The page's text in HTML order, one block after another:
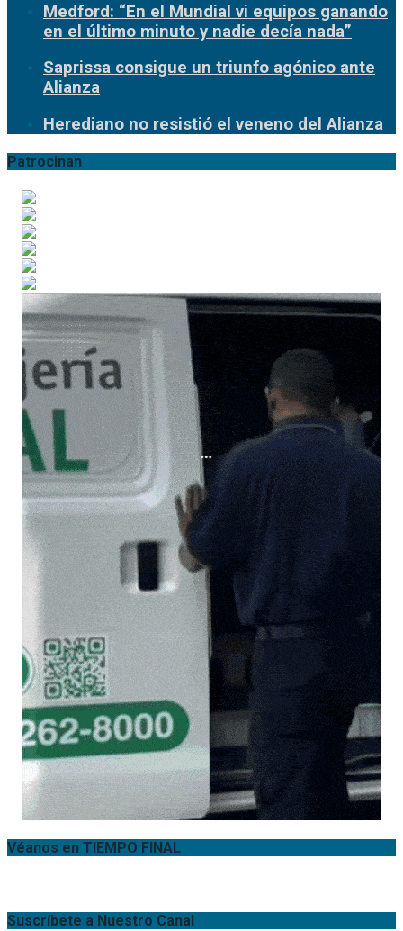
Medford: “En el Mundial vi equipos ganando
en el último minuto y nadie decía nada”
Saprissa consigue un triunfo agónico ante
Alianza
Herediano no resistió el veneno del Alianza
Patrocinan
Véanos en TIEMPO FINAL
Suscríbete a Nuestro Canal